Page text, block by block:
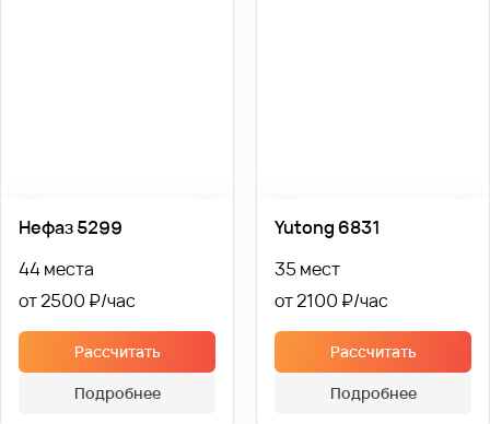
Нефаз 5299
44 места
от 2500 ₽
Рассчитать
Подробнее
Yutong 6831
35 мест
от 2100 ₽
Рассчитать
Подробнее